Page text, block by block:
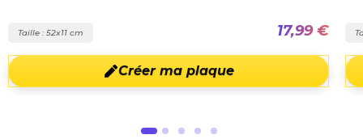
Taille : 52x11 cm 17,99 €
Créer ma plaque